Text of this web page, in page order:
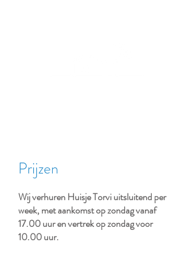
Prijzen
Wij verhuren Huisje Torvi uitsluitend per
week, met aankomst op zondag vanaf
17.00 uur en vertrek op zondag voor
10.00 uur.